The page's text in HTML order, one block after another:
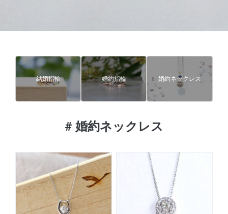
結婚指輪 婚約指輪 婚約ネックレス
# 婚約ネックレス